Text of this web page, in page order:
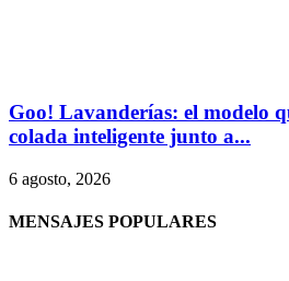
Goo! Lavanderías: el modelo
colada inteligente junto a...
6 agosto, 2026
MENSAJES POPULARES